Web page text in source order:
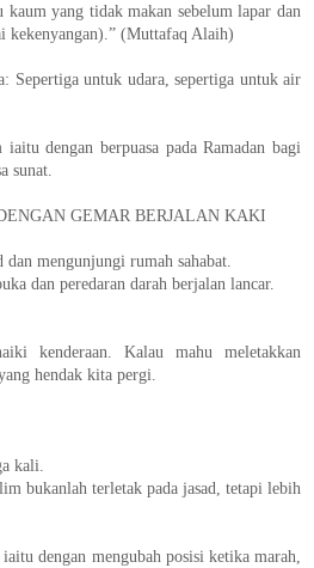
kaum yang tidak makan sebelum lapar dan
kekenyangan).” (Muttafaq Alaih)
Sepertiga untuk udara, sepertiga untuk air
dengan berpuasa pada Ramadan bagi
sunat.
GEMAR BERJALAN KAKI
mengunjungi rumah sahabat.
dan peredaran darah berjalan lancar.
kenderaan. Kalau mahu meletakkan
hendak kita pergi.
kali.
bukanlah terletak pada jasad, tetapi lebih
dengan mengubah posisi ketika marah,